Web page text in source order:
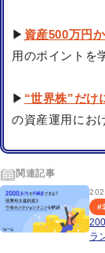
▶ 資産500万円
用のポイントを
▶ “世界株”だけ
の資産運用にお
関連記事
#
ラ